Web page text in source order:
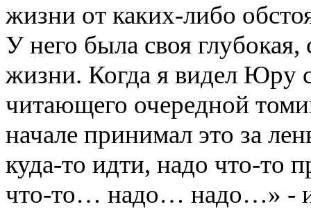
жизни от каких-либо
У него была своя
жизни. Когда я видел Юру
читающего очередной
начале принимал это за
куда-то идти, надо что-то
что-то… надо… надо…» - и